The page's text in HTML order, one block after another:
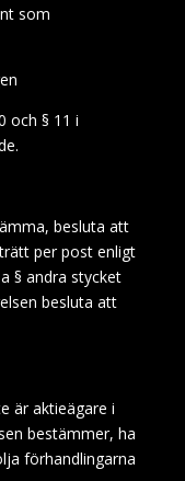
som
och § 11 i
besluta att
per post enligt
§ andra stycket
besluta att
är aktieägare i
bestämmer, ha
förhandlingarna